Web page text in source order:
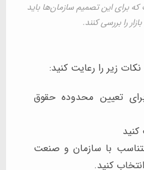
که برای این تصمیم سازمان‌ها باید
را بررسی کنند.
زیر را رعایت کنید:
تعیین محدوده حقوق
کنید
با سازمان و صنعت
کنید.